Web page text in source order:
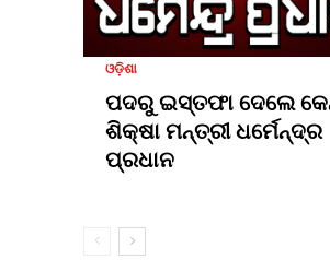
ଓଡ଼ିଶା
ପଦରୁ ଇସ୍ତଫା ଦେଲେ
ଶିକ୍ଷା ମନ୍ତ୍ରୀ ଧର୍ମେନ୍ଦ୍ର
ପ୍ରଧାନ